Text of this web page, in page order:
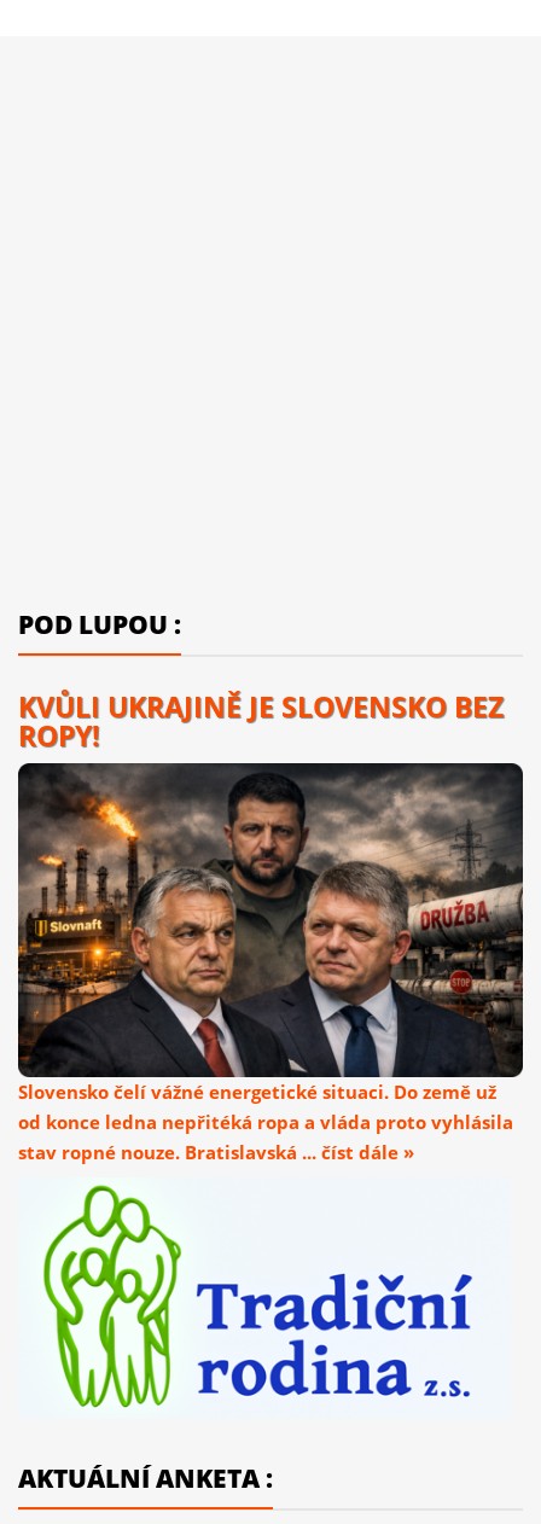
POD LUPOU :
KVŮLI UKRAJINĚ JE SLOVENSKO BEZ
ROPY!
Slovensko čelí vážné energetické situaci. Do země už
od konce ledna nepřitéká ropa a vláda proto vyhlásila
stav ropné nouze. Bratislavská ... číst dále »
AKTUÁLNÍ ANKETA :